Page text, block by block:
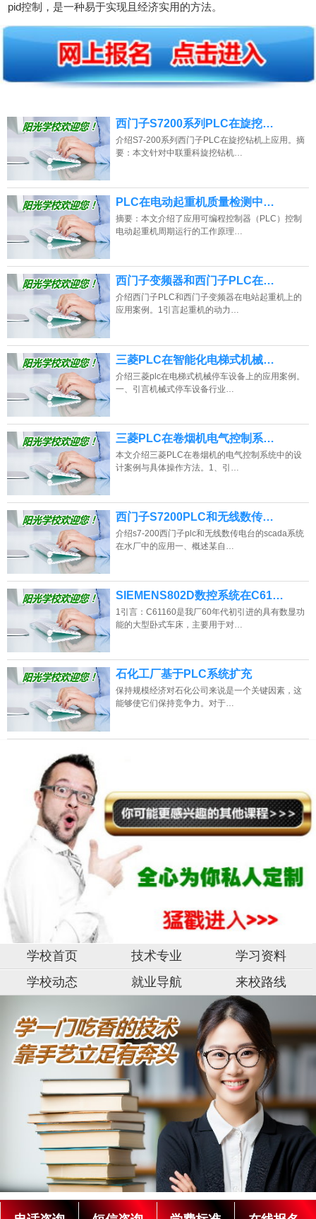
pid控制，是一种易于实现且经济实用的方法。
西门子S7200系列PLC在旋挖…
介绍S7-200系列西门子PLC在旋挖钻机上应用。摘
要：本文针对中联重科旋挖钻机…
PLC在电动起重机质量检测中…
摘要：本文介绍了应用可编程控制器（PLC）控制
电动起重机周期运行的工作原理…
西门子变频器和西门子PLC在…
介绍西门子PLC和西门子变频器在电站起重机上的
应用案例。1引言起重机的动力…
三菱PLC在智能化电梯式机械…
介绍三菱plc在电梯式机械停车设备上的应用案例。
一、引言机械式停车设备行业…
三菱PLC在卷烟机电气控制系…
本文介绍三菱PLC在卷烟机的电气控制系统中的设
计案例与具体操作方法。1、引…
西门子S7200PLC和无线数传…
介绍s7-200西门子plc和无线数传电台的scada系统
在水厂中的应用一、概述某自…
SIEMENS802D数控系统在C61…
1引言：C61160是我厂60年代初引进的具有数显功
能的大型卧式车床，主要用于对…
石化工厂基于PLC系统扩充
保持规模经济对石化公司来说是一个关键因素，这
能够使它们保持竞争力。对于…
学校首页 技术专业
学习资料
学校动态
就业导航 来校路线